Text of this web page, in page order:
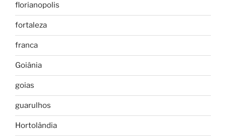
florianopolis
fortaleza
franca
Goiânia
goias
guarulhos
Hortolândia